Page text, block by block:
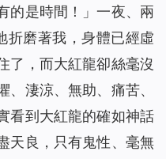
的是時間！」一夜、兩
磨著我，身體已經虛
了，而大紅龍卻絲毫沒
淒涼、無助、痛苦、
看到大紅龍的確如神話
天良，只有鬼性、毫無